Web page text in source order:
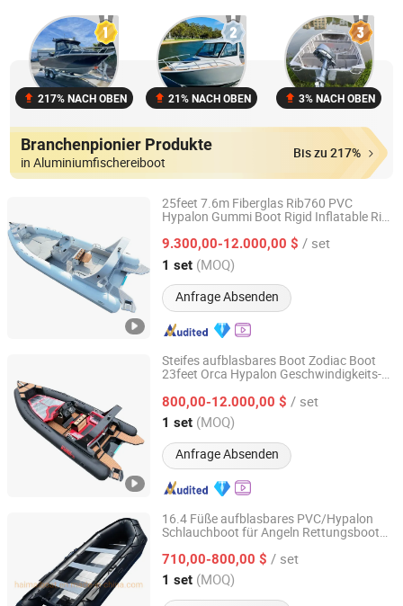
217% NACH OBEN 21% NACH OBEN 3% NACH OBEN
Branchenpionier Produkte
in Aluminiumfischereiboot
Bis zu 217%
25feet 7.6m Fiberglas Rib760 PVC
Hypalon Gummi Boot Rigid Inflatable Rib
Ski Boot Luxus Yacht Schnellboot
9.300,00-12.000,00 $ / set
1 set (MOQ)
Anfrage Absenden
Qingdao Haimai Boat Co., Ltd.
Shandong, China Seit 2020
Steifes aufblasbares Boot Zodiac Boot
23feet Orca Hypalon Geschwindigkeits-
Verstärktes PVC-Gummi-Boot Patrouillen-
Aluminium-Aufblasbares Boot
800,00-12.000,00 $ / set
1 set (MOQ)
Anfrage Absenden
Qingdao Haimai Boat Co., Ltd.
Shandong, China Seit 2020
16.4 Füße aufblasbares PVC/Hypalon
Schlauchboot für Angeln Rettungsboot
Passagierboot aufblasbares Arbeitsboot
Mini-Jetboot
710,00-800,00 $ / set
1 set (MOQ)
Qingdao Haimai Boat Co., Ltd.
Shandong, China Seit 2020